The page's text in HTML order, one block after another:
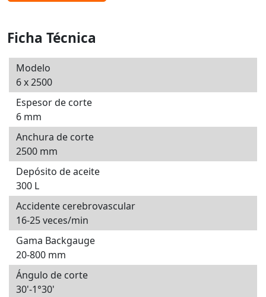
Ficha Técnica
Modelo
6 x 2500
Espesor de corte
6 mm
Anchura de corte
2500 mm
Depósito de aceite
300 L
Accidente cerebrovascular
16-25 veces/min
Gama Backgauge
20-800 mm
Ángulo de corte
30'-1°30'